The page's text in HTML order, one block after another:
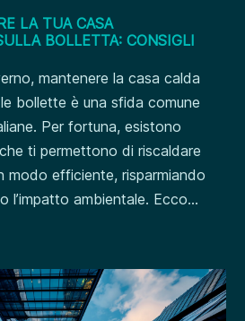
LA TUA CASA
BOLLETTA: CONSIGLI
mantenere la casa calda
bollette è una sfida comune
Per fortuna, esistono
ti permettono di riscaldare
modo efficiente, risparmiando
l’impatto ambientale. Ecco...